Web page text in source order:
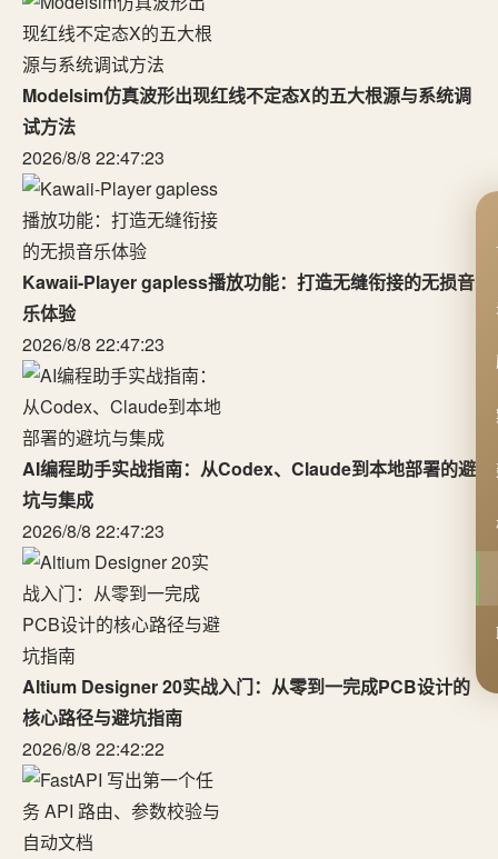
Modelsim仿真波形出现红线不定态X的五大根源与系统调
试方法
2026/8/8 22:47:23
Kawaii-Player gapless播放功能：打造无缝衔接的无损音
乐体验
2026/8/8 22:47:23
AI编程助手实战指南：从Codex、Claude到本地部署的避
坑与集成
2026/8/8 22:47:23
Altium Designer 20实战入门：从零到一完成PCB设计的
核心路径与避坑指南
2026/8/8 22:42:22